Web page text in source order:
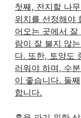
첫째, 전지할 나
위치를 선정해야
어오는 곳에서
람이 잘 불지 않
다. 또한, 토양도
러워야 하며, 수
이 좋습니다. 둘
합니다.